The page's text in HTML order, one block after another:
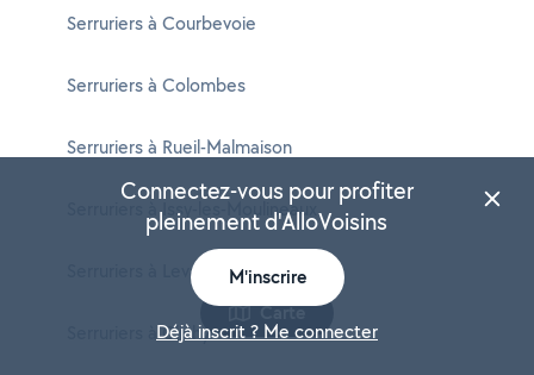
Serruriers à Courbevoie
Serruriers à Colombes
Serruriers à Rueil-Malmaison
Serruriers à Issy-les-Moulineaux
Serruriers à Levallois-Perret
Serruriers à Clichy
Carte
Connectez-vous pour profiter
pleinement d'AlloVoisins
M'inscrire
Déjà inscrit ? Me connecter